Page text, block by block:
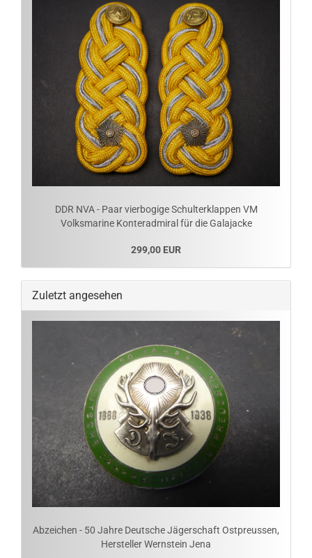
DDR NVA - Paar vierbogige Schulterklappen VM
Volksmarine Konteradmiral für die Galajacke
299,00 EUR
Zuletzt angesehen
Abzeichen - 50 Jahre Deutsche Jägerschaft Ostpreussen,
Hersteller Wernstein Jena